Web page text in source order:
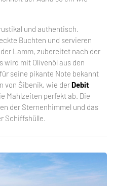
und authentisch.
Buchten und servieren
Lamm, zubereitet nach der
wird mit Olivenöl aus den
seine pikante Note bekannt
von Šibenik, wie der Debit
Mahlzeiten perfekt ab. Die
der Sternenhimmel und das
Schiffshülle.